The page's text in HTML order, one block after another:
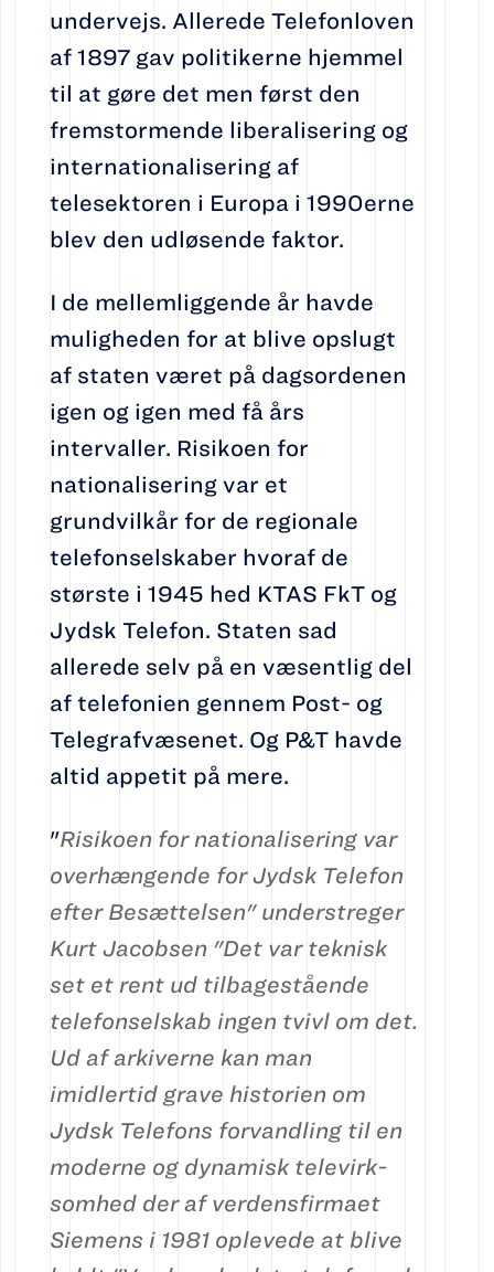
undervejs. Allerede Telefonloven
af 1897 gav politikerne hjemmel
til at gøre det men først den
fremstormende liberalisering og
internationalisering af
telesektoren i Europa i 1990erne
blev den udløsende faktor.
I de mellemliggende år havde
muligheden for at blive opslugt
af staten været på dagsordenen
igen og igen med få års
intervaller. Risikoen for
nationalisering var et
grundvilkår for de regionale
telefonselskaber hvoraf de
største i 1945 hed KTAS FkT og
Jydsk Telefon. Staten sad
allerede selv på en væsentlig del
af telefonien gennem Post- og
Telegrafvæsenet. Og P&T havde
altid appetit på mere.
"Risikoen for nationalisering var
overhængende for Jydsk Telefon
efter Besættelsen" understreger
Kurt Jacobsen "Det var teknisk
set et rent ud tilbagestående
telefonselskab ingen tvivl om det.
Ud af arkiverne kan man
imidlertid grave historien om
Jydsk Telefons for­vand­lin­g til en
moderne og dy­na­misk te­le­virk­­
som­hed der af verdensfirmaet
Siemens i 1981 oplevede at blive